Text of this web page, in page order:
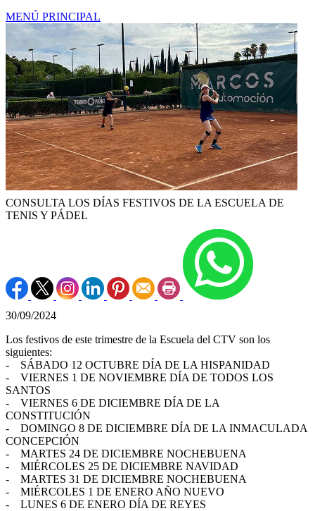
MENÚ PRINCIPAL
CONSULTA LOS DÍAS FESTIVOS DE LA ESCUELA DE
TENIS Y PÁDEL
30/09/2024
Los festivos de este trimestre de la Escuela del CTV son los
siguientes:
- SÁBADO 12 OCTUBRE DÍA DE LA HISPANIDAD
- VIERNES 1 DE NOVIEMBRE DÍA DE TODOS LOS
SANTOS
- VIERNES 6 DE DICIEMBRE DÍA DE LA
CONSTITUCIÓN
- DOMINGO 8 DE DICIEMBRE DÍA DE LA INMACULADA
CONCEPCIÓN
- MARTES 24 DE DICIEMBRE NOCHEBUENA
- MIÉRCOLES 25 DE DICIEMBRE NAVIDAD
- MARTES 31 DE DICIEMBRE NOCHEBUENA
- MIÉRCOLES 1 DE ENERO AÑO NUEVO
- LUNES 6 DE ENERO DÍA DE REYES